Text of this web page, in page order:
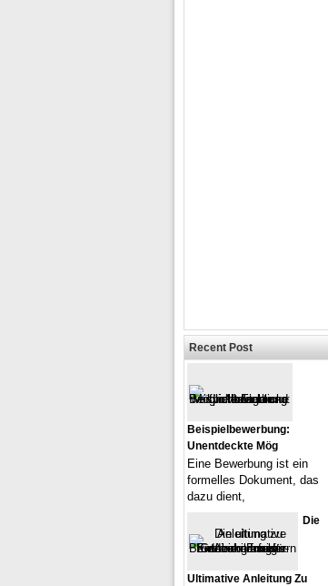
Recent Post
Beispielbewerbung:
Unentdeckte Mög
Eine Bewerbung ist ein
formelles Dokument, das
dazu dient,
Die
Ultimative Anleitung Zu